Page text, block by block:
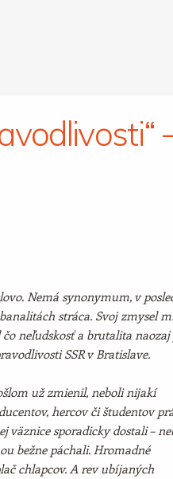
Nemá synonymum, v
stráca. Svoj zmysel
neľudskosť a brutalita naozaj
SSR v Bratislave.
už zmienil, neboli nijakí
hercov či študentov
väznice sporadicky dostali –
bežne páchali. Hromadné
chlapcov. A rev ubíjaných